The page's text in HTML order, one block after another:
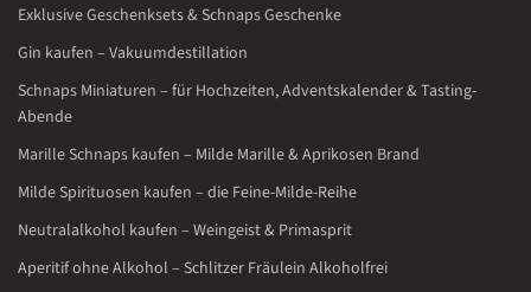
Exklusive Geschenksets & Schnaps Geschenke
Gin kaufen – Vakuumdestillation
Schnaps Miniaturen – für Hochzeiten, Adventskalender & Tasting-
Abende
Marille Schnaps kaufen – Milde Marille & Aprikosen Brand
Milde Spirituosen kaufen – die Feine-Milde-Reihe
Neutralalkohol kaufen – Weingeist & Primasprit
Aperitif ohne Alkohol – Schlitzer Fräulein Alkoholfrei